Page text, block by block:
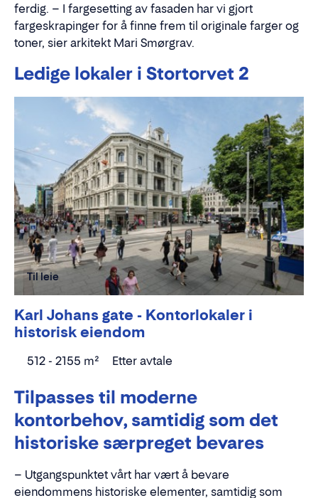
ferdig. – I fargesetting av fasaden har vi gjort
fargeskrapinger for å finne frem til originale farger og
toner, sier arkitekt Mari Smørgrav.
Ledige lokaler i Stortorvet 2
Karl Johans gate - Kontorlokaler i
historisk eiendom
512 - 2155 m² Etter avtale
Til leie
Tilpasses til moderne
kontorbehov, samtidig som det
historiske særpreget bevares
– Utgangspunktet vårt har vært å bevare
eiendommens historiske elementer, samtidig som